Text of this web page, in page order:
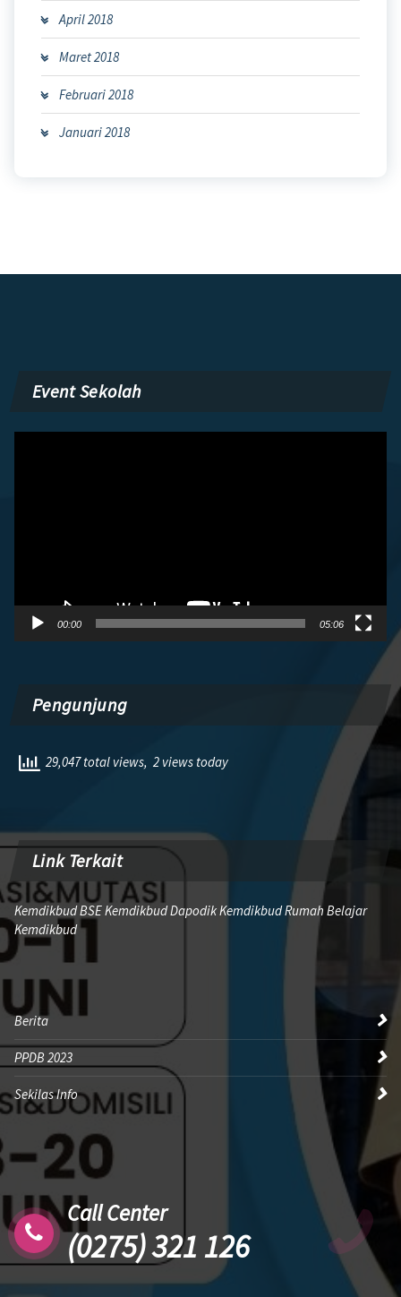
April 2018
Maret 2018
Februari 2018
Januari 2018
Event Sekolah
00:00 05:06
Pengunjung
29,047 total views, 2 views today
Link Terkait
Kemdikbud BSE Kemdikbud Dapodik Kemdikbud Rumah Belajar
Kemdikbud
Berita
PPDB 2023
Sekilas Info
Call Center
(0275) 321 126